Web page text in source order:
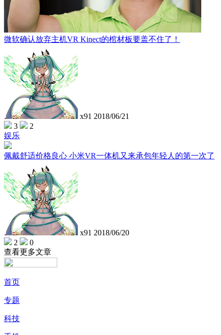
微软确认放弃主机VR Kinect的棺材板要盖不住了！
x91 2018/06/21
3
2
娱乐
佩戴舒适价格良心 小米VR一体机又来承包年轻人的第一次了
x91 2018/06/20
2
0
查看更多文章
首页
专题
科技